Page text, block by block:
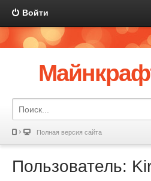
Войти
Полная версия сайта
Пользователь: